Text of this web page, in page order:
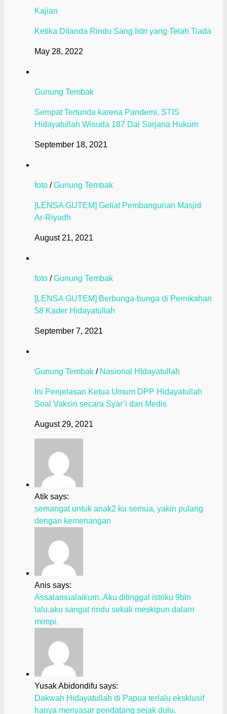
Kajian
Ketika Dilanda Rindu Sang Istri yang Telah Tiada
May 28, 2022
Gunung Tembak
Sempat Tertunda karena Pandemi, STIS
Hidayatullah Wisuda 187 Dai Sarjana Hukum
September 18, 2021
foto / Gunung Tembak
[LENSA GUTEM] Geliat Pembangunan Masjid
Ar-Riyadh
August 21, 2021
foto / Gunung Tembak
[LENSA GUTEM] Berbunga-bunga di Pernikahan
58 Kader Hidayatullah
September 7, 2021
Gunung Tembak / Nasional HIdayatullah
Ini Penjelasan Ketua Umum DPP Hidayatullah
Soal Vaksin secara Syar’i dan Medis
August 29, 2021
Atik says:
semangat untuk anak2 ku semua, yakin pulang
dengan kemenangan
Anis says:
Assalamualaikum..Aku ditinggal istriku 9bln
lalu.aku sangat rindu sekali meskipun dalam
mimpi.
Yusak Abidondifu says:
Dakwah Hidayatullah di Papua terlalu eksklusif
hanya menyasar pendatang sejak dulu.